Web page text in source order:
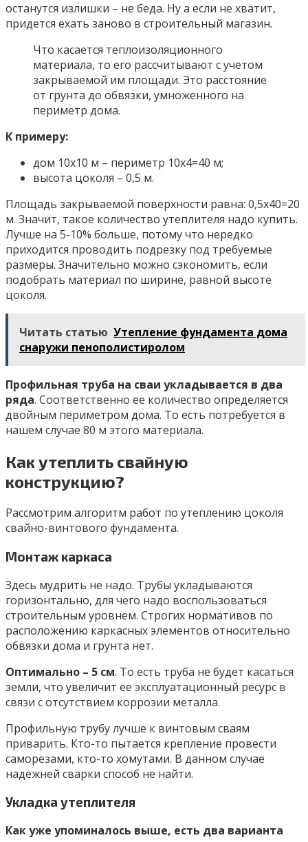
останутся излишки – не беда. Ну а если не хватит,
придется ехать заново в строительный магазин.
Что касается теплоизоляционного
материала, то его рассчитывают с учетом
закрываемой им площади. Это расстояние
от грунта до обвязки, умноженного на
периметр дома.
К примеру:
дом 10х10 м – периметр 10х4=40 м;
высота цоколя – 0,5 м.
Площадь закрываемой поверхности равна: 0,5х40=20
м. Значит, такое количество утеплителя надо купить.
Лучше на 5-10% больше, потому что нередко
приходится проводить подрезку под требуемые
размеры. Значительно можно сэкономить, если
подобрать материал по ширине, равной высоте
цоколя.
Читать статью Утепление фундамента дома
снаружи пенополистиролом
Профильная труба на сваи укладывается в два
ряда. Соответственно ее количество определяется
двойным периметром дома. То есть потребуется в
нашем случае 80 м этого материала.
Как утеплить свайную
конструкцию?
Рассмотрим алгоритм работ по утеплению цоколя
свайно-винтового фундамента.
Монтаж каркаса
Здесь мудрить не надо. Трубы укладываются
горизонтально, для чего надо воспользоваться
строительным уровнем. Строгих нормативов по
расположению каркасных элементов относительно
обвязки дома и грунта нет.
Оптимально – 5 см. То есть труба не будет касаться
земли, что увеличит ее эксплуатационный ресурс в
связи с отсутствием коррозии металла.
Профильную трубу лучше к винтовым сваям
приварить. Кто-то пытается крепление провести
саморезами, кто-то хомутами. В данном случае
надежней сварки способ не найти.
Укладка утеплителя
Как уже упоминалось выше, есть два варианта